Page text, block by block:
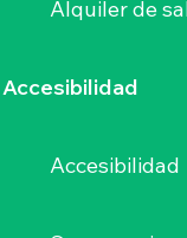
Alquiler de
Accesibilidad
Accesibilidad